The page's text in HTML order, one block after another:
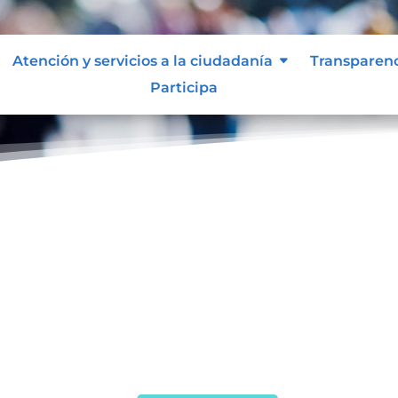
Atención y servicios a la ciudadanía
Participa